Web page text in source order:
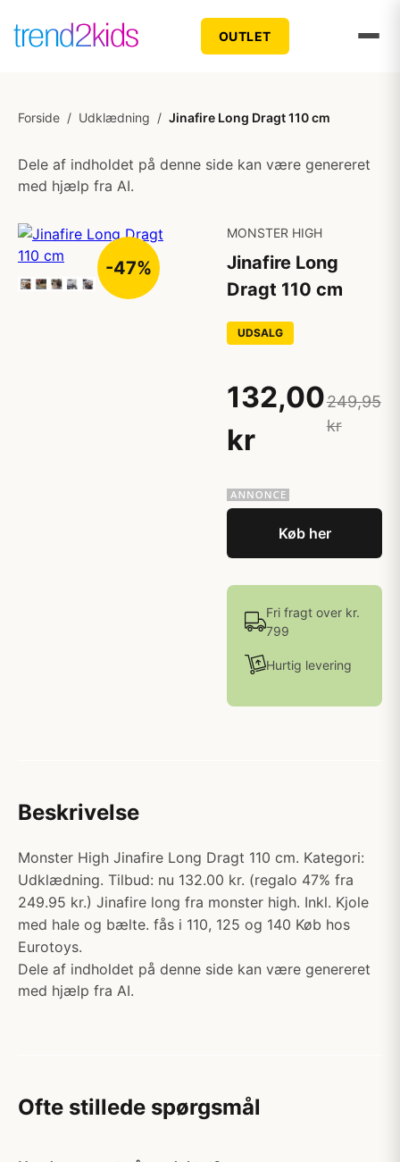
OUTLET
Forside / Udklædning / Jinafire Long Dragt 110 cm
Dele af indholdet på denne side kan være genereret
med hjælp fra AI.
-47%
MONSTER HIGH
Jinafire Long
Dragt 110 cm
UDSALG
132,00
kr
249,95
kr
Køb her
Fri fragt over kr.
799
Hurtig levering
Beskrivelse
Monster High Jinafire Long Dragt 110 cm. Kategori:
Udklædning. Tilbud: nu 132.00 kr. (regalo 47% fra
249.95 kr.) Jinafire long fra monster high. Inkl. Kjole
med hale og bælte. fås i 110, 125 og 140 Køb hos
Eurotoys.
Dele af indholdet på denne side kan være genereret
med hjælp fra AI.
Ofte stillede spørgsmål